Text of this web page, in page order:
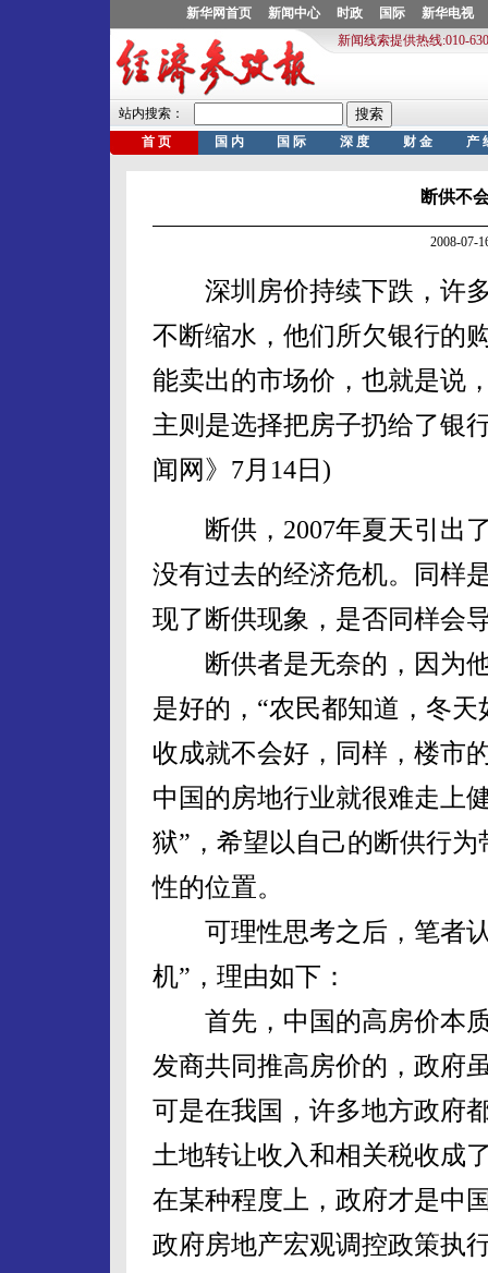
断供不
2008-07-
深圳房价持续下跌，许多
不断缩水，他们所欠银行的
能卖出的市场价，也就是说
主则是选择把房子扔给了银
闻网》7月14日)
断供，2007年夏天引出了
没有过去的经济危机。同样
现了断供现象，是否同样会
断供者是无奈的，因为他
是好的，“农民都知道，冬
收成就不会好，同样，楼市
中国的房地行业就很难走上
狱”，希望以自己的断供行
性的位置。
可理性思考之后，笔者认
机”，理由如下：
首先，中国的高房价本质
发商共同推高房价的，政府
可是在我国，许多地方政府
土地转让收入和相关税收成
在某种程度上，政府才是中
政府房地产宏观调控政策执